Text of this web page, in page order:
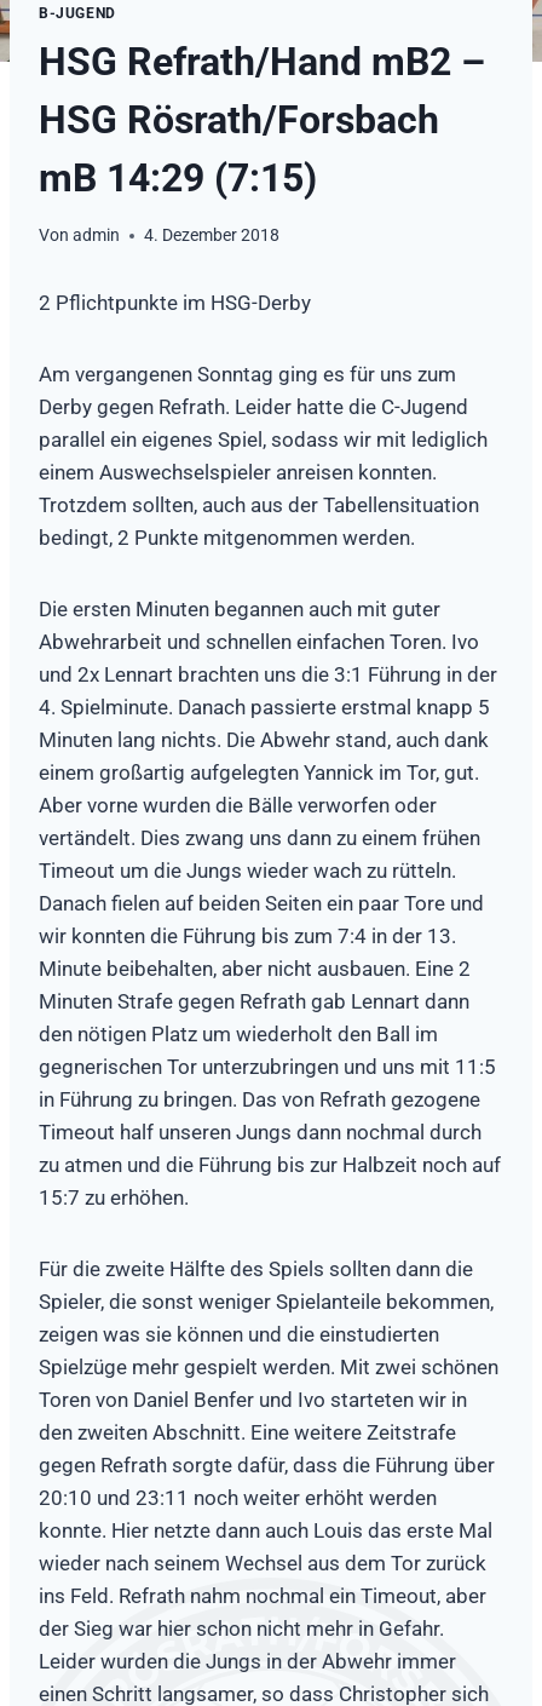
B-JUGEND
HSG Refrath/Hand mB2 –
HSG Rösrath/Forsbach
mB 14:29 (7:15)
Von admin 4. Dezember 2018
2 Pflichtpunkte im HSG-Derby
Am vergangenen Sonntag ging es für uns zum
Derby gegen Refrath. Leider hatte die C-Jugend
parallel ein eigenes Spiel, sodass wir mit lediglich
einem Auswechselspieler anreisen konnten.
Trotzdem sollten, auch aus der Tabellensituation
bedingt, 2 Punkte mitgenommen werden.
Die ersten Minuten begannen auch mit guter
Abwehrarbeit und schnellen einfachen Toren. Ivo
und 2x Lennart brachten uns die 3:1 Führung in der
4. Spielminute. Danach passierte erstmal knapp 5
Minuten lang nichts. Die Abwehr stand, auch dank
einem großartig aufgelegten Yannick im Tor, gut.
Aber vorne wurden die Bälle verworfen oder
vertändelt. Dies zwang uns dann zu einem frühen
Timeout um die Jungs wieder wach zu rütteln.
Danach fielen auf beiden Seiten ein paar Tore und
wir konnten die Führung bis zum 7:4 in der 13.
Minute beibehalten, aber nicht ausbauen. Eine 2
Minuten Strafe gegen Refrath gab Lennart dann
den nötigen Platz um wiederholt den Ball im
gegnerischen Tor unterzubringen und uns mit 11:5
in Führung zu bringen. Das von Refrath gezogene
Timeout half unseren Jungs dann nochmal durch
zu atmen und die Führung bis zur Halbzeit noch auf
15:7 zu erhöhen.
Für die zweite Hälfte des Spiels sollten dann die
Spieler, die sonst weniger Spielanteile bekommen,
zeigen was sie können und die einstudierten
Spielzüge mehr gespielt werden. Mit zwei schönen
Toren von Daniel Benfer und Ivo starteten wir in
den zweiten Abschnitt. Eine weitere Zeitstrafe
gegen Refrath sorgte dafür, dass die Führung über
20:10 und 23:11 noch weiter erhöht werden
konnte. Hier netzte dann auch Louis das erste Mal
wieder nach seinem Wechsel aus dem Tor zurück
ins Feld. Refrath nahm nochmal ein Timeout, aber
der Sieg war hier schon nicht mehr in Gefahr.
Leider wurden die Jungs in der Abwehr immer
einen Schritt langsamer, so dass Christopher sich